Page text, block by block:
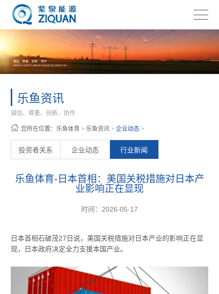
乐鱼资讯
诚信、尊重、创新、协作
您所在位置：乐鱼体育 >乐鱼资讯 >企业动态 >
投资者关系 企业动态 行业新闻
乐鱼体育-日本首相：美国关税措施对日本产
业影响正在显现
时间：2026-05-17
日本首相石破茂27日说，美国关税措施对日本产业的影响正在显
现，日本政府决定全力支援本国产业。